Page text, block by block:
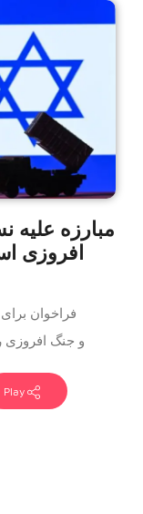
مبارزه
افروزی
فراخوان
و جنگ افروزی